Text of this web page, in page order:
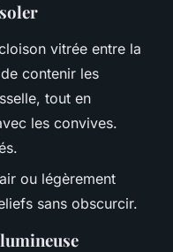
vitrée entre la
contenir les
tout en
les convives.
ou légèrement
sans obscurcir.